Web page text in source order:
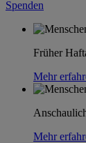
Spenden
Früher
Mehr
Mehr